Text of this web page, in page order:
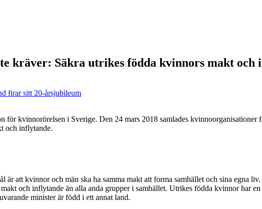
kräver: Säkra utrikes födda kvinnors makt och
firar sitt 20-årsjubileum
för kvinnorörelsen i Sverige. Den 24 mars 2018 samlades
och inflytande.
är att kvinnor och män ska ha samma makt att forma samhället och sina egna
och inflytande än alla anda grupper i samhället. Utrikes födda kvinnor har
minister är född i ett annat land.